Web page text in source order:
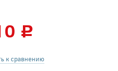
c
к сравнению